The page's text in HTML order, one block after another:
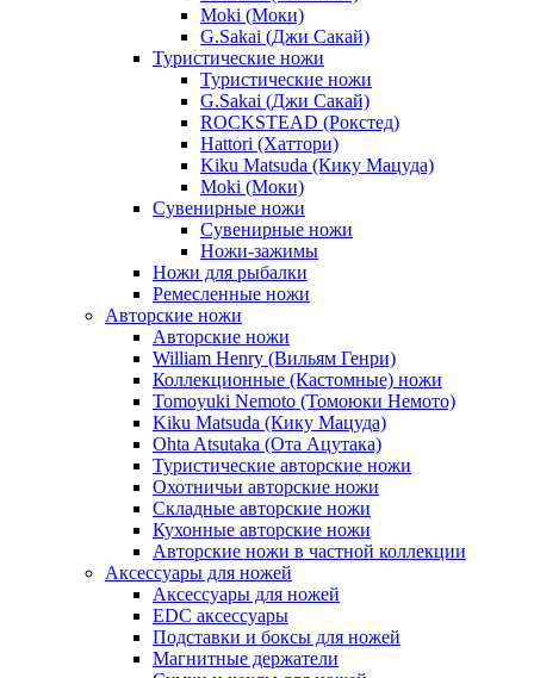
Moki (Моки)
G.Sakai (Джи Сакай)
Туристические ножи
Туристические ножи
G.Sakai (Джи Сакай)
ROCKSTEAD (Рокстед)
Hattori (Хаттори)
Kiku Matsuda (Кику Мацуда)
Moki (Моки)
Сувенирные ножи
Сувенирные ножи
Ножи-зажимы
Ножи для рыбалки
Ремесленные ножи
Авторские ножи
Авторские ножи
William Henry (Вильям Генри)
Коллекционные (Кастомные) ножи
Tomoyuki Nemoto (Томоюки Немото)
Kiku Matsuda (Кику Мацуда)
Ohta Atsutaka (Ота Ацутака)
Туристические авторские ножи
Охотничьи авторские ножи
Складные авторские ножи
Кухонные авторские ножи
Авторские ножи в частной коллекции
Аксессуары для ножей
Аксессуары для ножей
EDC аксессуары
Подставки и боксы для ножей
Магнитные держатели